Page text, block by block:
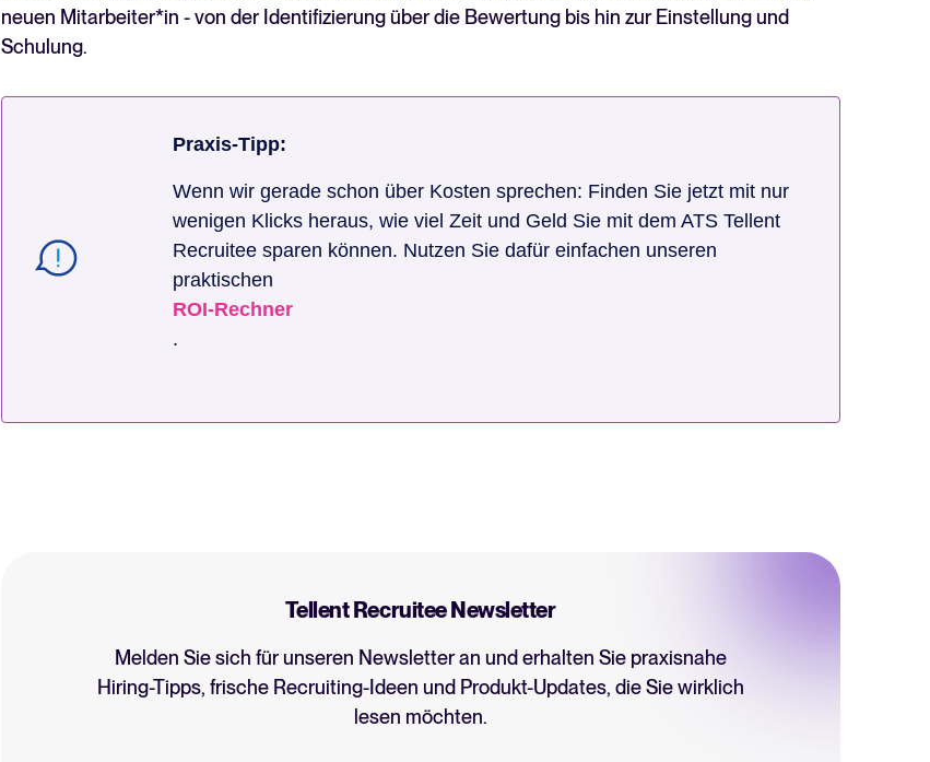
neuen Mitarbeiter*in - von der Identifizierung über die Bewertung bis hin zur Einstellung und
Schulung.
Praxis-Tipp:
Wenn wir gerade schon über Kosten sprechen: Finden Sie jetzt mit nur
wenigen Klicks heraus, wie viel Zeit und Geld Sie mit dem ATS Tellent
Recruitee sparen können. Nutzen Sie dafür einfachen unseren
praktischen
ROI-Rechner
.
Tellent Recruitee Newsletter
Melden Sie sich für unseren Newsletter an und erhalten Sie praxisnahe
Hiring-Tipps, frische Recruiting-Ideen und Produkt-Updates, die Sie wirklich
lesen möchten.